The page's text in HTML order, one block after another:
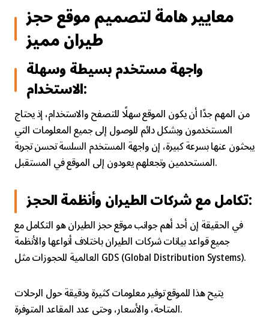
معايير هامة لتصميم موقع حجز
طيران مميز
واجهة مستخدم بسيطة وسهلة
الاستخدام:
من المهم جدًا أن يكون الموقع سهلًا للتصفح والاستخدام، إذ يحتاج
المستخدمون وبشكل دائم للوصول إلى جميع المعلومات التي
يبحثون عنها بسرعة كبيرة، إن واجهة المستخدم السلسة تحسن تجربة
المستحدمين وتجعلهم يعودون إلى الموقع في المستقبل.
تكامل مع شركات الطيران وأنظمة الحجز:
في الحقيقة إن أحد أهم جوانب موقع حجز الطيران هو التكامل مع
جميع قواعد بيانات شركات الطيران باختلاف أنواعها والأنظمة
العالمية للحجوزات مثل GDS (Global Distribution Systems).
يتيح هذا للموقع توفير معلومات كثيرة ودقيقة حول الرحلات
المتاحة، والأسعار، وحتى عدد المقاعد المتوفرة.